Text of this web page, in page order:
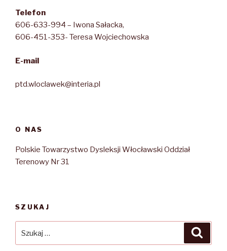
Telefon
606-633-994 – Iwona Sałacka,
606-451-353- Teresa Wojciechowska
E-mail
ptd.wloclawek@interia.pl
O NAS
Polskie Towarzystwo Dysleksji Włocławski Oddział
Terenowy Nr 31
SZUKAJ